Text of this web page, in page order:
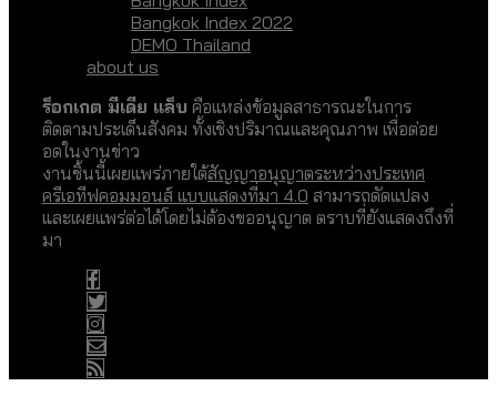
Bangkok Index 2022
DEMO Thailand
about us
ร็อกเกต มีเดีย แล็บ คือแหล่งข้อมูลสาธารณะในการ
ติดตามประเด็นสังคม ทั้งเชิงปริมาณและคุณภาพ เพื่อต่อย
อดในงานข่าว
งานชิ้นนี้เผยแพร่ภายใต้สัญญาอนุญาตระหว่างประเทศ
ครีเอทีฟคอมมอนส์ แบบแสดงที่มา 4.0 สามารถดัดแปลง
และเผยแพร่ต่อได้โดยไม่ต้องขออนุญาต ตราบที่ยังแสดงถึงที่
มา